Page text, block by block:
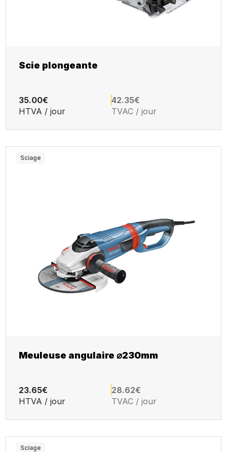
Scie plongeante
35.00€
42.35€
HTVA / jour
TVAC / jour
Sciage
Meuleuse angulaire ⌀230mm
23.65€
28.62€
HTVA / jour
TVAC / jour
Sciage